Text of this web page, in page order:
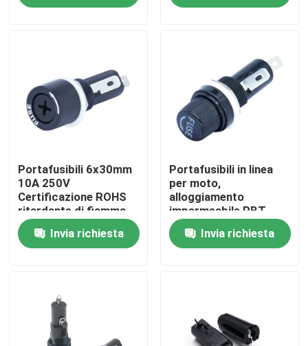
Fatory Tour
Controllo di qualità
Contattaci
Richiedere un preventivo
Soluzioni del caricatore di EV
Stazioni di carico di EV
Caricatori portatili di EV
Portafusibili 6x30mm
10A 250V
Certificazione ROHS
ritardante di fiamma
Invia richiesta
Portafusibili in linea
per moto,
alloggiamento
impermeabile PBT
nominale 94V0
Invia richiesta